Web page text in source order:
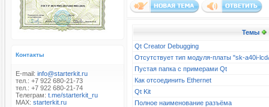
Контакты
E-mail: info@starterkit.ru
тел.: +7 922 680-21-73
тел.: +7 922 680-21-74
Телеграм: t.me/starterkit_ru
MAX: starterkit.ru
Темы
Qt Creator Debugging
Отсутствует тип модуля-платы "sk-a40i-
Пустая папка с примерами Qt
Как отсоединить Ethernet
Qt Kit
Полное наименование разъёма